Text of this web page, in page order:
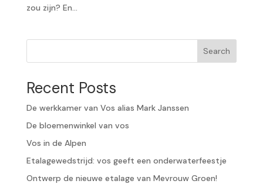
zou zijn? En...
Search
Recent Posts
De werkkamer van Vos alias Mark Janssen
De bloemenwinkel van vos
Vos in de Alpen
Etalagewedstrijd: vos geeft een onderwaterfeestje
Ontwerp de nieuwe etalage van Mevrouw Groen!